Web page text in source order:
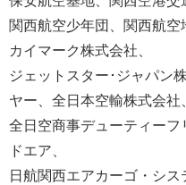
関西航空少年団、関西航
カイマーク株式会社、
ジェットスター･ジャパン
ヤー、全日本空輸株式会社
全日空商事デューティー
ドエア、
日航関西エアカーゴ・シ